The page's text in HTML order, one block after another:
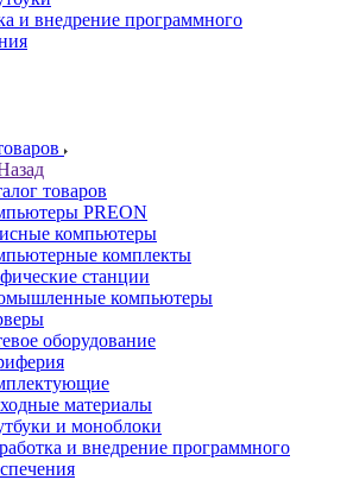
и внедрение программного
товаров
PREON
компьютеры
комплекты
станции
компьютеры
оборудование
материалы
и моноблоки
и внедрение программного